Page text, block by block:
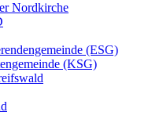
Nordkirche
(ESG)
(KSG)